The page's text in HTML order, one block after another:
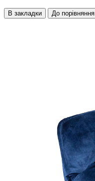
В закладки До порівняння